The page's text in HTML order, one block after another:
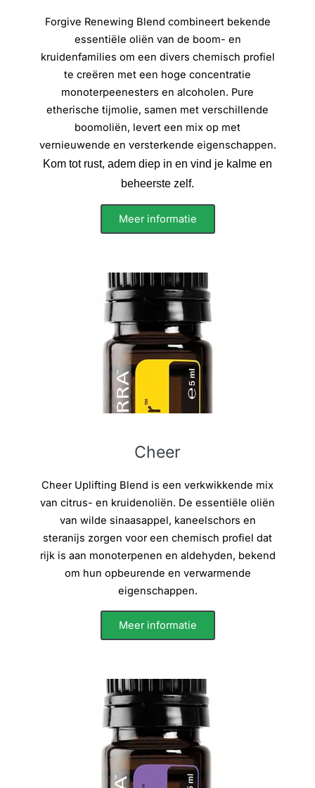
Forgive Renewing Blend combineert bekende
essentiële oliën van de boom- en
kruidenfamilies om een ​​divers chemisch profiel
te creëren met een hoge concentratie
monoterpeenesters en alcoholen. Pure
etherische tijmolie, samen met verschillende
boomoliën, levert een mix op met
vernieuwende en versterkende eigenschappen.
Kom tot rust, adem diep in en vind je kalme en
beheerste zelf.
Meer informatie
Cheer
Cheer Uplifting Blend is een verkwikkende mix
van citrus- en kruidenoliën. De essentiële oliën
van wilde sinaasappel, kaneelschors en
steranijs zorgen voor een chemisch profiel dat
rijk is aan monoterpenen en aldehyden, bekend
om hun opbeurende en verwarmende
eigenschappen.
Meer informatie